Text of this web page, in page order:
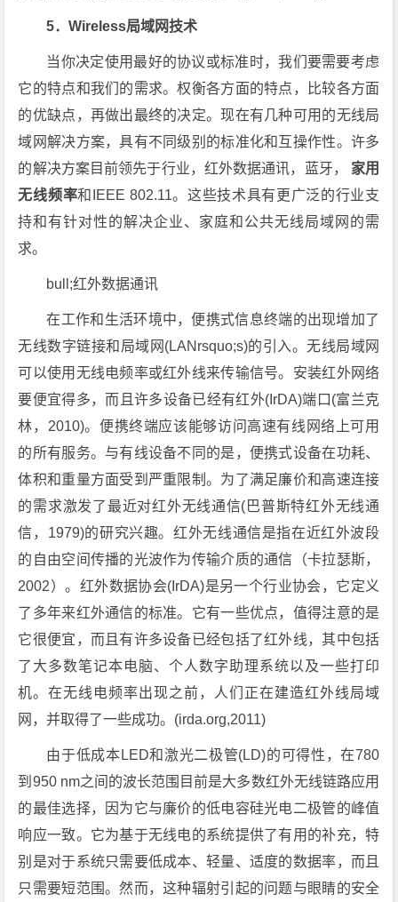
5．Wireless局域网技术
当你决定使用最好的协议或标准时，我们要需要考虑
它的特点和我们的需求。权衡各方面的特点，比较各方面
的优缺点，再做出最终的决定。现在有几种可用的无线局
域网解决方案，具有不同级别的标准化和互操作性。许多
的解决方案目前领先于行业，红外数据通讯，蓝牙， 家用
无线频率和IEEE 802.11。这些技术具有更广泛的行业支
持和有针对性的解决企业、家庭和公共无线局域网的需
求。
bull;红外数据通讯
在工作和生活环境中，便携式信息终端的出现增加了
无线数字链接和局域网(LANrsquo;s)的引入。无线局域网
可以使用无线电频率或红外线来传输信号。安装红外网络
要便宜得多，而且许多设备已经有红外(IrDA)端口(富兰克
林，2010)。便携终端应该能够访问高速有线网络上可用
的所有服务。与有线设备不同的是，便携式设备在功耗、
体积和重量方面受到严重限制。为了满足廉价和高速连接
的需求激发了最近对红外无线通信(巴普斯特红外无线通
信，1979)的研究兴趣。红外无线通信是指在近红外波段
的自由空间传播的光波作为传输介质的通信（卡拉瑟斯，
2002）。红外数据协会(IrDA)是另一个行业协会，它定义
了多年来红外通信的标准。它有一些优点，值得注意的是
它很便宜，而且有许多设备已经包括了红外线，其中包括
了大多数笔记本电脑、个人数字助理系统以及一些打印
机。在无线电频率出现之前，人们正在建造红外线局域
网，并取得了一些成功。(irda.org,2011)
由于低成本LED和激光二极管(LD)的可得性，在780
到950 nm之间的波长范围目前是大多数红外无线链路应用
的最佳选择，因为它与廉价的低电容硅光电二极管的峰值
响应一致。它为基于无线电的系统提供了有用的补充，特
别是对于系统只需要低成本、轻量、适度的数据率，而且
只需要短范围。然而，这种辐射引起的问题与眼睛的安全